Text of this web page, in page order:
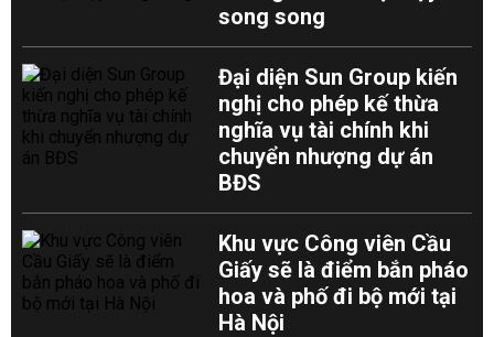
song song
Đại diện Sun Group kiến
nghị cho phép kế thừa
nghĩa vụ tài chính khi
chuyển nhượng dự án
BĐS
Khu vực Công viên Cầu
Giấy sẽ là điểm bắn pháo
hoa và phố đi bộ mới tại
Hà Nội